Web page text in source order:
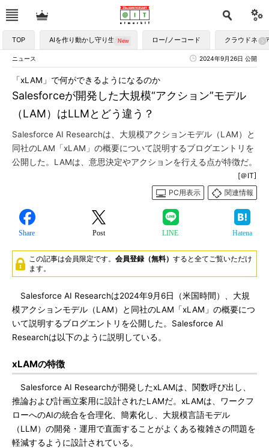
TOP AIを作り動かし守り生かす ロー/ノーコード クラウドネイ
ニュース 2024年9月26日 公開
Salesforceが開発した大規模“アクション”モデル
（LAM）はLLMとどう違う？
「xLAM」で何ができるようになるのか
Salesforce AI Researchは、大規模アクションモデル（LAM）と
同社のLAM「xLAM」の概要について説明するブログエントリを
公開した。LAMは、意思決定やアクションを行える点が特徴だ。
[＠IT]
PC用表示
関連情報
Share Post LINE Hatena
この記事は会員限定です。 会員登録（無料） すると全てご覧いただけ
ます。
Salesforce AI Researchは2024年9月6日（米国時間）、大規
模アクションモデル（LAM）と同社のLAM「xLAM」の概要につ
いて説明するブログエントリを公開した。Salesforce AI
Researchは以下のように説明している。
xLAMの特徴
Salesforce AI Researchが開発したxLAMは、関数呼び出し、
推論および計画立案用に設計されたLAMだ。xLAMは、ワークフ
ローへのAIの統合を合理化、簡素化し、大規模言語モデル
（LLM）の開発・運用で直面することがよくある複雑さの問題を
軽減するように設計されている。